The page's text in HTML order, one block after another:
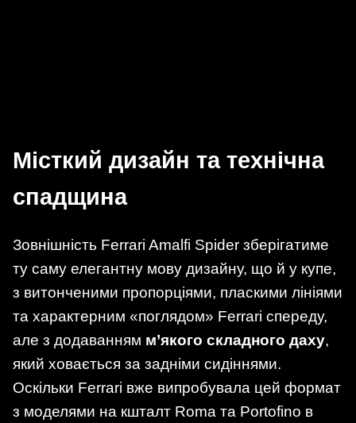
Місткий дизайн та технічна
спадщина
Зовнішність Ferrari Amalfi Spider зберігатиме
ту саму елегантну мову дизайну, що й у купе,
з витонченими пропорціями, пласкими лініями
та характерним «поглядом» Ferrari спереду,
але з додаванням м’якого складного даху,
який ховається за задніми сидіннями.
Оскільки Ferrari вже випробувала цей формат
з моделями на кшталт Roma та Portofino в